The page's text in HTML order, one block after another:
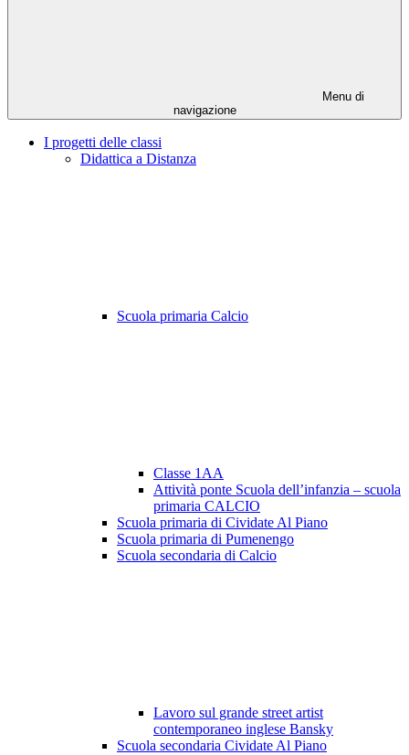
Menu di
navigazione
I progetti delle classi
Didattica a Distanza
Scuola primaria Calcio
Classe 1AA
Attività ponte Scuola dell’infanzia – scuola
primaria CALCIO
Scuola primaria di Cividate Al Piano
Scuola primaria di Pumenengo
Scuola secondaria di Calcio
Lavoro sul grande street artist
contemporaneo inglese Bansky
Scuola secondaria Cividate Al Piano